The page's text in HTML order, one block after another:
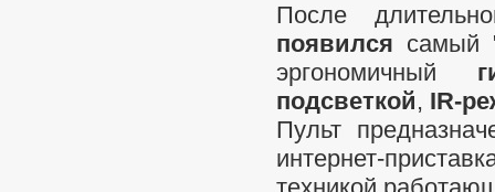
После
появился самый
эргономичный
подсветкой, IR-
Пульт
интернет-